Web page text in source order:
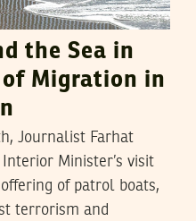
the Sea in
Migration in
Journalist Farhat
Minister’s visit
of patrol boats,
terrorism and